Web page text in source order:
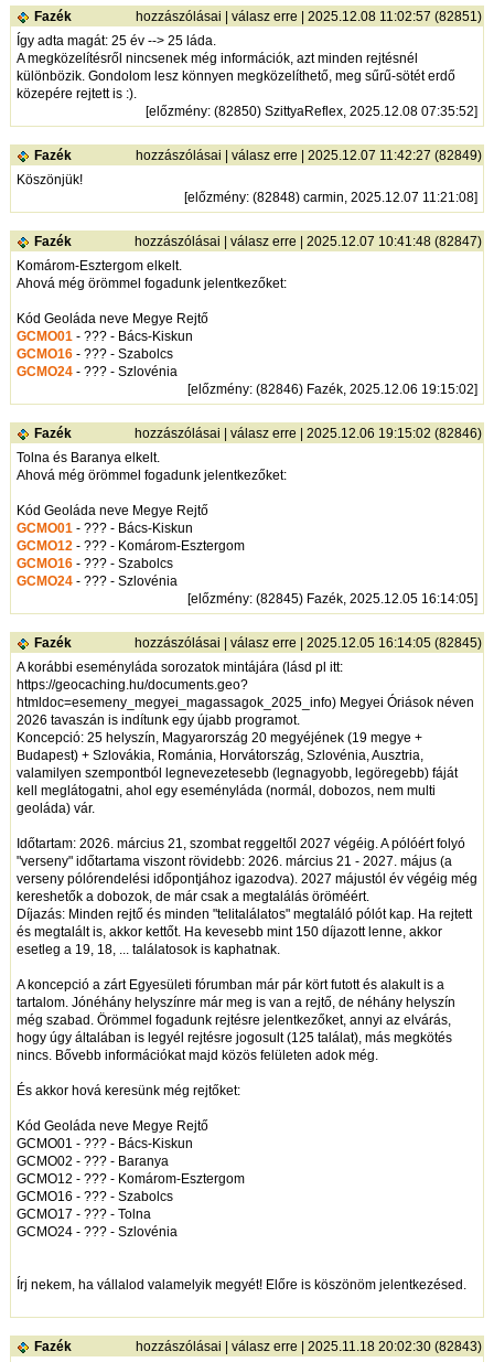
Fazék hozzászólásai |válasz erre | 2025.12.08 11:02:57 (82851)
Így adta magát: 25 év --> 25 láda.
A megközelítésről nincsenek még információk, azt minden rejtésnél
különbözik. Gondolom lesz könnyen megközelíthető, meg sűrű-sötét erdő
közepére rejtett is :).
[előzmény: (82850) SzittyaReflex, 2025.12.08 07:35:52]
Fazék hozzászólásai |válasz erre | 2025.12.07 11:42:27 (82849)
Köszönjük!
[előzmény: (82848) carmin, 2025.12.07 11:21:08]
Fazék hozzászólásai |válasz erre | 2025.12.07 10:41:48 (82847)
Komárom-Esztergom elkelt.
Ahová még örömmel fogadunk jelentkezőket:
Kód Geoláda neve Megye Rejtő
GCMO01 - ??? - Bács-Kiskun
GCMO16 - ??? - Szabolcs
GCMO24 - ??? - Szlovénia
[előzmény: (82846) Fazék, 2025.12.06 19:15:02]
Fazék hozzászólásai |válasz erre | 2025.12.06 19:15:02 (82846)
Tolna és Baranya elkelt.
Ahová még örömmel fogadunk jelentkezőket:
Kód Geoláda neve Megye Rejtő
GCMO01 - ??? - Bács-Kiskun
GCMO12 - ??? - Komárom-Esztergom
GCMO16 - ??? - Szabolcs
GCMO24 - ??? - Szlovénia
[előzmény: (82845) Fazék, 2025.12.05 16:14:05]
Fazék hozzászólásai |válasz erre | 2025.12.05 16:14:05 (82845)
A korábbi eseményláda sorozatok mintájára (lásd pl itt:
https://geocaching.hu/documents.geo?
htmldoc=esemeny_megyei_magassagok_2025_info) Megyei Óriások néven
2026 tavaszán is indítunk egy újabb programot.
Koncepció: 25 helyszín, Magyarország 20 megyéjének (19 megye +
Budapest) + Szlovákia, Románia, Horvátország, Szlovénia, Ausztria,
valamilyen szempontból legnevezetesebb (legnagyobb, legöregebb) fáját
kell meglátogatni, ahol egy eseményláda (normál, dobozos, nem multi
geoláda) vár.
Időtartam: 2026. március 21, szombat reggeltől 2027 végéig. A pólóért folyó
"verseny" időtartama viszont rövidebb: 2026. március 21 - 2027. május (a
verseny pólórendelési időpontjához igazodva). 2027 májustól év végéig még
kereshetők a dobozok, de már csak a megtalálás öröméért.
Díjazás: Minden rejtő és minden "telitalálatos" megtaláló pólót kap. Ha rejtett
és megtalált is, akkor kettőt. Ha kevesebb mint 150 díjazott lenne, akkor
esetleg a 19, 18, ... találatosok is kaphatnak.
A koncepció a zárt Egyesületi fórumban már pár kört futott és alakult is a
tartalom. Jónéhány helyszínre már meg is van a rejtő, de néhány helyszín
még szabad. Örömmel fogadunk rejtésre jelentkezőket, annyi az elvárás,
hogy úgy általában is legyél rejtésre jogosult (125 találat), más megkötés
nincs. Bővebb információkat majd közös felületen adok még.
És akkor hová keresünk még rejtőket:
Kód Geoláda neve Megye Rejtő
GCMO01 - ??? - Bács-Kiskun
GCMO02 - ??? - Baranya
GCMO12 - ??? - Komárom-Esztergom
GCMO16 - ??? - Szabolcs
GCMO17 - ??? - Tolna
GCMO24 - ??? - Szlovénia
Írj nekem, ha vállalod valamelyik megyét! Előre is köszönöm jelentkezésed.
Fazék hozzászólásai |válasz erre | 2025.11.18 20:02:30 (82843)